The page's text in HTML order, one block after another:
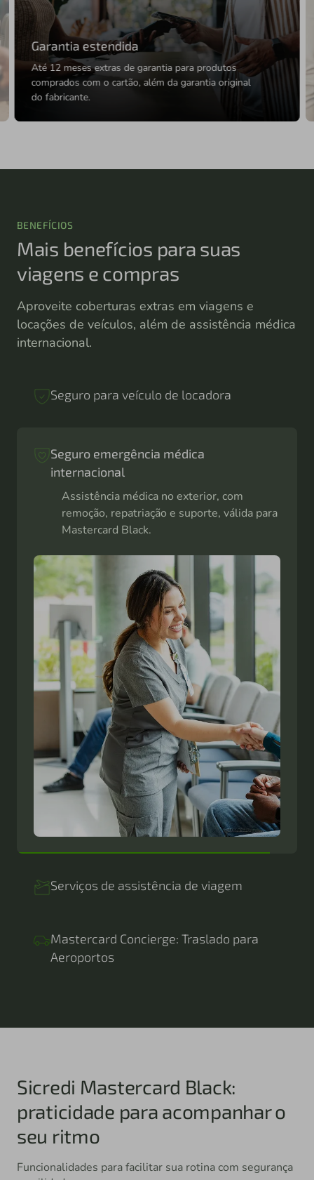
Proteção de bagagem
Cobertura para despesas por atraso (4h+) ou
perda de bagagem, com assistência especializada
BENEFÍCIOS
Mais benefícios para suas
viagens e compras
Aproveite coberturas extras em viagens e
locações de veículos, além de assistência médica
internacional.
Seguro para veículo de locadora
Seguro emergência médica
internacional
Serviços de assistência de viagem
casa, com serviços para você e seus
dependentes.
Mastercard Concierge: Traslado para
Aeroportos
Sicredi Mastercard Black:
praticidade para acompanhar o
seu ritmo
Funcionalidades para facilitar sua rotina com segurança